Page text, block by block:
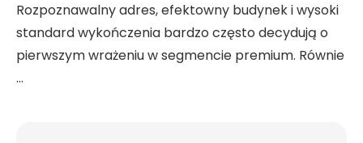
Rozpoznawalny adres, efektowny budynek i wysoki
standard wykończenia bardzo często decydują o
pierwszym wrażeniu w segmencie premium. Równie
…